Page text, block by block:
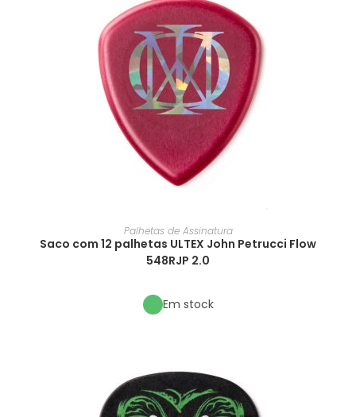
Palhetas de Assinatura
Saco com 12 palhetas ULTEX John Petrucci Flow
548RJP 2.0
Em stock